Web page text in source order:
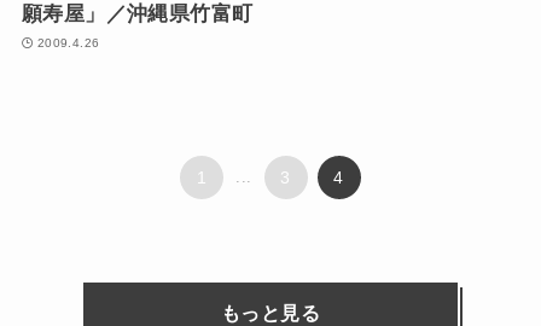
願寿屋」／沖縄県竹富町
2009.4.26
1 ... 3 4
もっと見る